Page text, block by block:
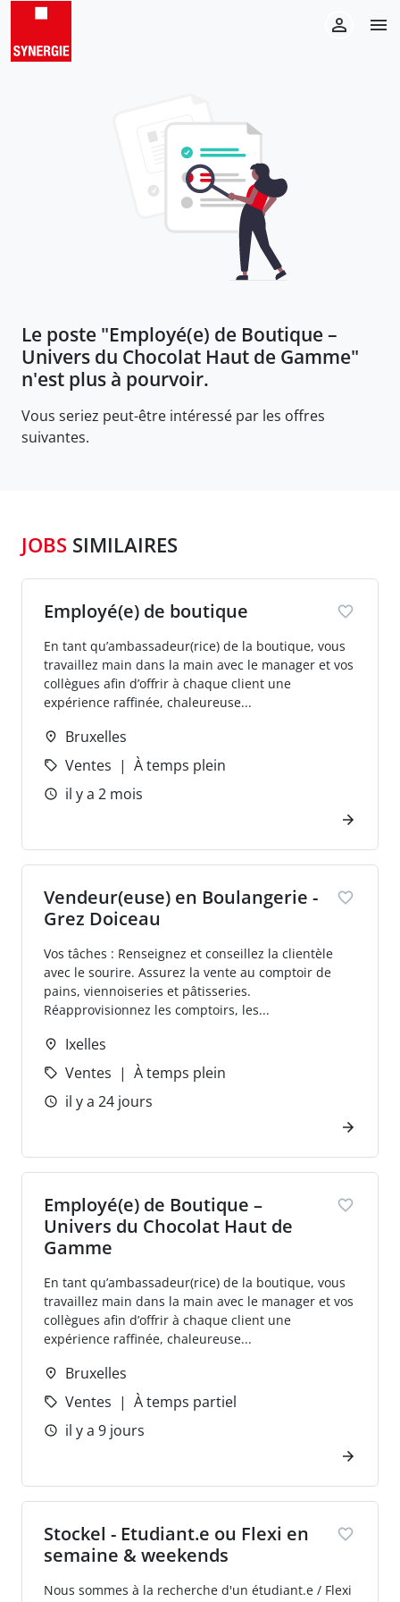
Le poste "Employé(e) de Boutique –
Univers du Chocolat Haut de Gamme"
n'est plus à pourvoir.
Vous seriez peut-être intéressé par les offres
suivantes.
JOBS SIMILAIRES
Employé(e) de boutique
En tant qu’ambassadeur(rice) de la boutique, vous
travaillez main dans la main avec le manager et vos
collègues afin d’offrir à chaque client une
expérience raffinée, chaleureuse...
Bruxelles
Ventes
À temps plein
il y a 2 mois
Vendeur(euse) en Boulangerie -
Grez Doiceau
Vos tâches : Renseignez et conseillez la clientèle
avec le sourire. Assurez la vente au comptoir de
pains, viennoiseries et pâtisseries.
Réapprovisionnez les comptoirs, les...
Ixelles
Ventes
À temps plein
il y a 24 jours
Employé(e) de Boutique –
Univers du Chocolat Haut de
Gamme
En tant qu’ambassadeur(rice) de la boutique, vous
travaillez main dans la main avec le manager et vos
collègues afin d’offrir à chaque client une
expérience raffinée, chaleureuse...
Bruxelles
Ventes
À temps partiel
il y a 9 jours
Stockel - Etudiant.e ou Flexi en
semaine & weekends
Nous sommes à la recherche d'un étudiant.e / Flexi